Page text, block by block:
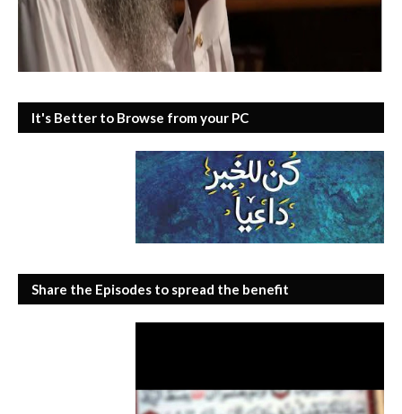
It's Better to Browse from your PC
Share the Episodes to spread the benefit